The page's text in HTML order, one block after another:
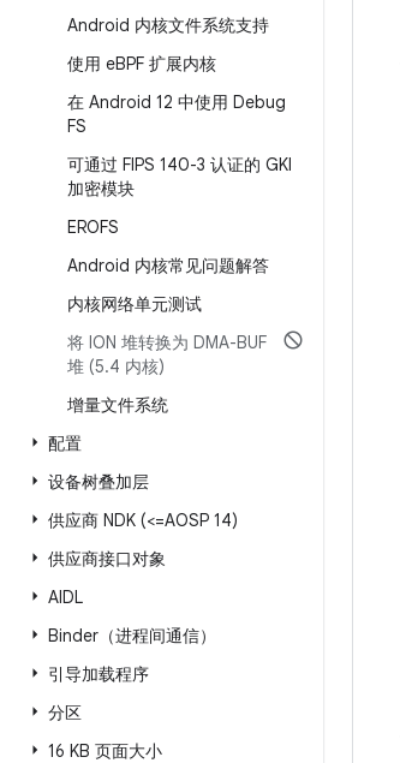
Android 内核文件系统支持
使用 eBPF 扩展内核
在 Android 12 中使用 Debug
FS
可通过 FIPS 140-3 认证的 GKI
加密模块
EROFS
Android 内核常见问题解答
内核网络单元测试
将 ION 堆转换为 DMA-BUF
堆 (5.4 内核)
增量文件系统
配置
设备树叠加层
供应商 NDK (<=AOSP 14)
供应商接口对象
AIDL
Binder（进程间通信）
引导加载程序
分区
16 KB 页面大小